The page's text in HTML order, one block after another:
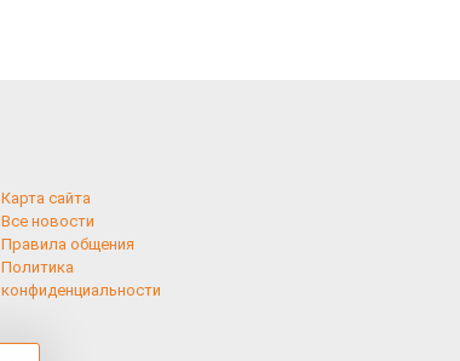
Карта сайта
Все новости
Правила общения
Политика
конфиденциальности